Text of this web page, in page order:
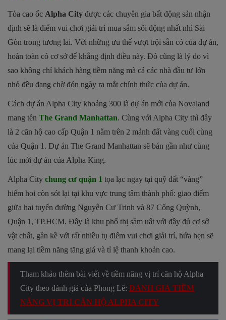
Tòa cao ốc Alpha City được các chuyên gia bất động sản nhận
định sẽ là điểm vui chơi giải trí mua sắm sôi động nhất nhì Sài
Gòn trong tương lai. Với những ưu thế vượt trội sẵn có của dự án,
hoàn toàn có cơ sở để khẳng định điều này. Đó cũng là lý do vì
sao không chỉ khách hàng tiềm năng mà cả các nhà đầu tư lớn
nhỏ đều đang chờ đón ngày ra mắt chính thức của dự án.
Cách dự án Alpha City khoảng 300 là dự án mới của Novaland
mang tên The Grand Manhattan. Cùng với Alpha City thì đây
là 2 căn hộ cao cấp Quận 1 nằm trên 2 mảnh đất vàng cuối cùng
của Quận 1. Dự án The Grand Manhattan sẽ bán gần như cùng
lúc mới dự án của Alpha King.
Alpha City chung cư quận 1 tọa lạc ngay tại quỹ đất “vàng”
hiếm hoi còn sót lại tại khu vực trung tâm thành phố: giao điểm
giữa hai tuyến đường Nguyễn Cư Trinh và 87 Cống Quỳnh,
Quận 1, TP.HCM. Đây là khu phố thị sầm uất với đầy đủ cơ sở
vật chất, gần kề với rất nhiều tụ điểm vui chơi giải trí, hứa hẹn sẽ
mang lại tiềm năng tăng giá và tỉ lệ thanh khoản cao.
Tham khảo thêm bài viết về tiềm năng vị trí căn hộ Alpha
City theo đánh giá của Phong Lê: ĐÁNH GIÁ TIỀM
NĂNG VỊ TRÍ CĂN HỘ ALPHA CITY